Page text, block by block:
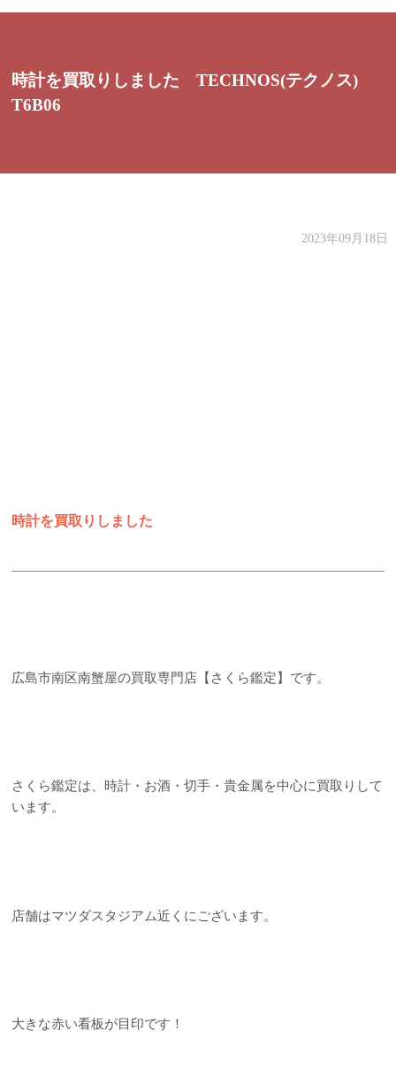
時計を買取りしました TECHNOS(テクノス)
T6B06
2023年09月18日
時計を買取りしました
広島市南区南蟹屋の買取専門店【さくら鑑定】です。
さくら鑑定は、時計・お酒・切手・貴金属を中心に買取りして
います。
店舗はマツダスタジアム近くにございます。
大きな赤い看板が目印です！